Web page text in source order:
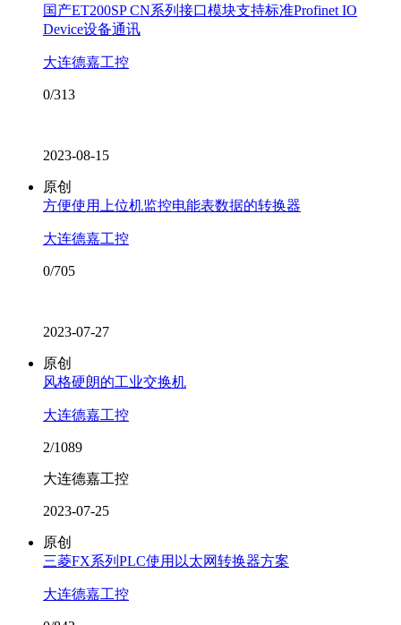
国产ET200SP CN系列接口模块支持标准Profinet IO
Device设备通讯
大连德嘉工控
0/313
2023-08-15
原创
方便使用上位机监控电能表数据的转换器
大连德嘉工控
0/705
2023-07-27
原创
风格硬朗的工业交换机
大连德嘉工控
2/1089
大连德嘉工控
2023-07-25
原创
三菱FX系列PLC使用以太网转换器方案
大连德嘉工控